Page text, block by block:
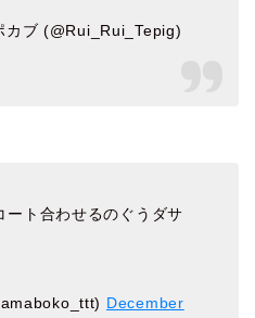
ブ (@Rui_Rui_Tepig)
ート合わせるのぐうダサ
December